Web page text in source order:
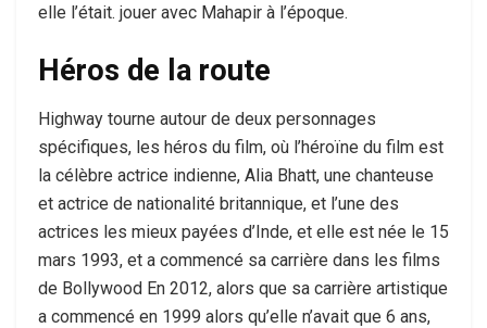
elle l’était. jouer avec Mahapir à l’époque.
Héros de la route
Highway tourne autour de deux personnages
spécifiques, les héros du film, où l’héroïne du film est
la célèbre actrice indienne, Alia Bhatt, une chanteuse
et actrice de nationalité britannique, et l’une des
actrices les mieux payées d’Inde, et elle est née le 15
mars 1993, et a commencé sa carrière dans les films
de Bollywood En 2012, alors que sa carrière artistique
a commencé en 1999 alors qu’elle n’avait que 6 ans,